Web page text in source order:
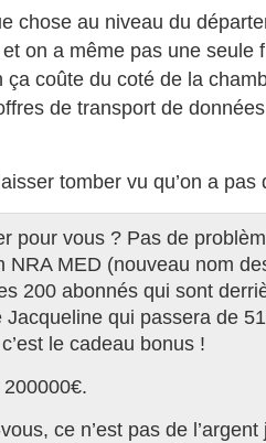
chose au niveau du
on a même pas une seule
ça coûte du coté de la
de transport de
tomber vu qu’on a pas
pour vous ? Pas de
NRA MED (nouveau nom
200 abonnés qui sont
Jacqueline qui passera de
le cadeau bonus !
200000€.
ce n’est pas de